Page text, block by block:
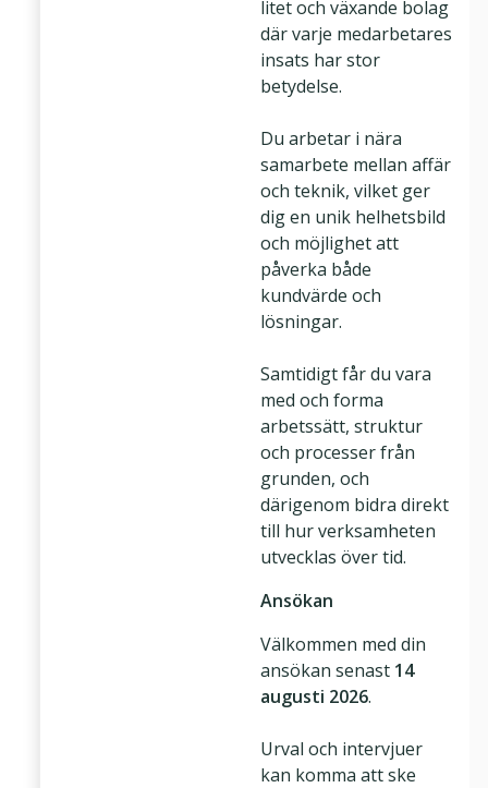
litet och växande bolag
där varje medarbetares
insats har stor
betydelse.
Du arbetar i nära
samarbete mellan affär
och teknik, vilket ger
dig en unik helhetsbild
och möjlighet att
påverka både
kundvärde och
lösningar.
Samtidigt får du vara
med och forma
arbetssätt, struktur
och processer från
grunden, och
därigenom bidra direkt
till hur verksamheten
utvecklas över tid.
Ansökan
Välkommen med din
ansökan senast 14
augusti 2026.
Urval och intervjuer
kan komma att ske